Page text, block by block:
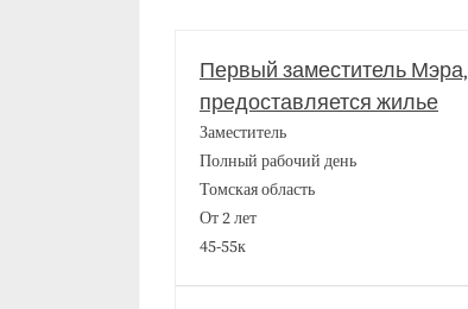
Первый заместитель Мэра,
предоставляется жилье
Заместитель
Полный рабочий день
Томская область
От 2 лет
45-55к